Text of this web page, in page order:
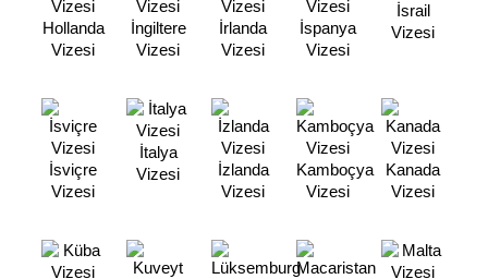
Hollanda
Vizesi
İngiltere
Vizesi
İrlanda
Vizesi
İspanya
Vizesi
İsrail
Vizesi
İsviçre
Vizesi
İtalya
Vizesi
İzlanda
Vizesi
Kamboçya
Vizesi
Kanada
Vizesi